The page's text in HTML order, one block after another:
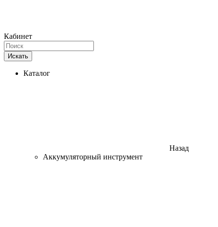
Кабинет
Искать
Каталог
Назад
Аккумуляторный инструмент